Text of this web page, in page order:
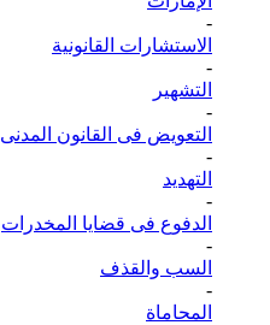
-
الاستشارات القانونية
-
التشهير
-
التعويض فى القانون المدنى
-
التهديد
-
الدفوع فى قضايا المخدرات
-
السب والقذف
-
المحاماة